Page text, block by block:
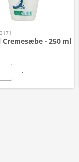
Cremesæbe - 250 ml